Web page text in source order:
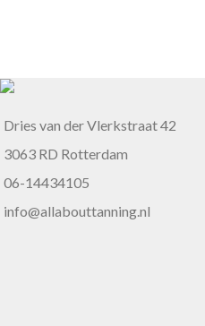
Dries van der Vlerkstraat 42
3063 RD Rotterdam
06-14434105
info@allabouttanning.nl